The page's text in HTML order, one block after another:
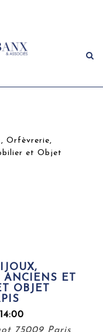
ANCIENS ET
OBJET